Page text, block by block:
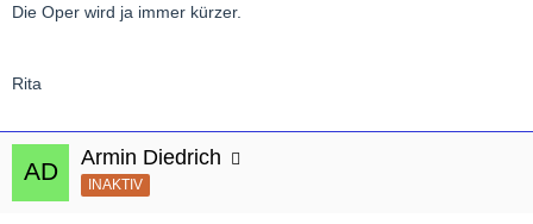
Die Oper wird ja immer kürzer.
Rita
Armin Diedrich
INAKTIV